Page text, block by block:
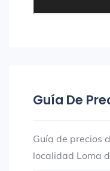
Guía De
Guía de precios
localidad Loma